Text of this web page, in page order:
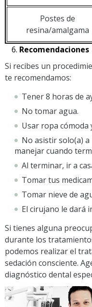
Postes de
resina/amalgama
Recomendaciones
Si recibes un
te recomendamos:
Tener 8 horas de
No tomar agua.
Usar ropa cómoda
No asistir solo(a)
manejar cuando
Al terminar, ir a
Tomar tus
Tomar nieve de
El cirujano le dará
Si tienes alguna
durante los
podemos realizar el
sedación consciente.
diagnóstico dental